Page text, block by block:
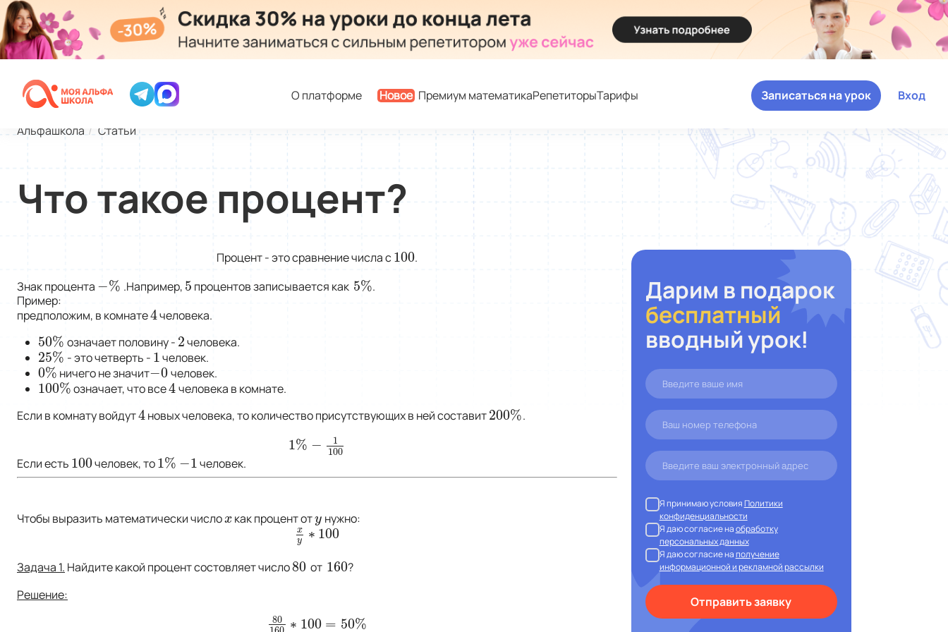
О платформе Новое Премиум математикаРепетиторыТарифы Вход
Записаться на урок
Альфашкола Статьи
Что такое процент?
Процент - это сравнение числа с100
100 .
Знак процента −%
−% .Например, 5
5 процентов записывается как 5%
5% .
Пример:
предположим, в комнате4
4человека.
50%
50% означает половину - 2
2человека.
25%
25% - это четверть - 1
1 человек.
0%
0% ничего не значит−0
−0 человек.
100%
100% означает, что все4
4 человека в комнате.
Если в комнату войдут4
4 новых человека, то количество присутствующих в ней составит200%
200% .
1%
1% −
1
100
−1100
Если есть 100
100 человек, то1%
1% −1
−1 человек.
Чтобы выразить математически числоx
x как процент отy
y нужно:
x
y
∗ 100
xy ∗ 100
Задача 1. Найдите какой процент состовляет число80
80 от 160
160 ?
Решение:
80
∗ 100 = 50%
80160 ∗100=50%
Дарим в подарок
бесплатный
вводный урок!
Я принимаю условияПолитики
конфиденциальности
Я даю согласие наобработку
персональных данных
Я даю согласие наполучение
информационной и рекламной рассылки
Отправить заявку